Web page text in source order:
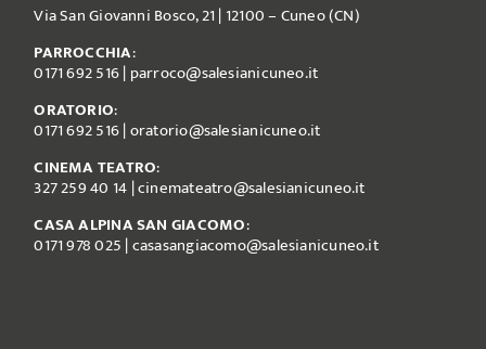
Via San Giovanni Bosco, 21 | 12100 – Cuneo (CN)
PARROCCHIA:
0171 692 516| parroco@salesianicuneo.it
ORATORIO:
0171 692 516|oratorio@salesianicuneo.it
CINEMA TEATRO:
327 259 40 14 |cinemateatro@salesianicuneo.it
CASA ALPINA SAN GIACOMO:
0171 978 025 |casasangiacomo@salesianicuneo.it